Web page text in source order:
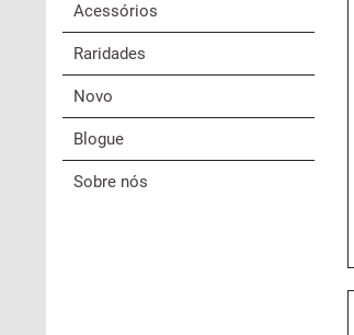
Acessórios
Raridades
Novo
Blogue
Sobre nós